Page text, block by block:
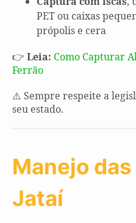
PET ou caixas
própolis e cera
👉 Leia: Como Capturar
Ferrão
⚠️ Sempre respeite a
seu estado.
Manejo
Jataí